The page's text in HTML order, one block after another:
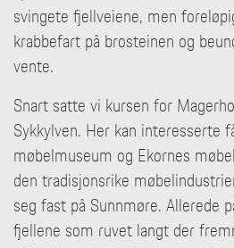
svingete fjellveiene, men
krabbefart på brosteinen og
vente.
Snart satte vi kursen for
Sykkylven. Her kan interesserte
møbelmuseum og Ekornes
den tradisjonsrike
seg fast på Sunnmøre. Allerede
fjellene som ruvet langt der